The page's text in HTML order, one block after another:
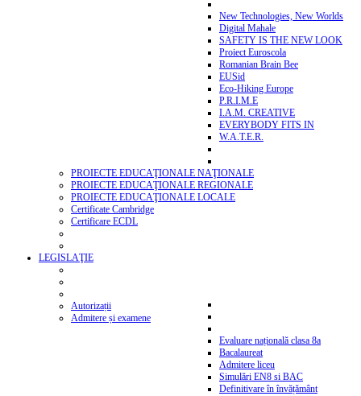
New Technologies, New Worlds
Digital Mahale
SAFETY IS THE NEW LOOK
Proiect Euroscola
Romanian Brain Bee
EUSid
Eco-Hiking Europe
P.R.I.M.E
I.A.M. CREATIVE
EVERYBODY FITS IN
W.A.T.E.R.
PROIECTE EDUCAŢIONALE NAŢIONALE
PROIECTE EDUCAŢIONALE REGIONALE
PROIECTE EDUCAŢIONALE LOCALE
Certificate Cambridge
Certificare ECDL
LEGISLAŢIE
Autorizații
Admitere și examene
Evaluare națională clasa 8a
Bacalaureat
Admitere liceu
Simulări EN8 si BAC
Definitivare în învățământ